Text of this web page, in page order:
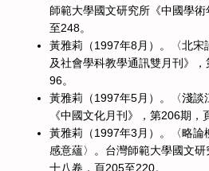
師範大學國文研究所《中國學
至248。
黃雅莉（1997年8月）。〈北宋
及社會學科教學通訊雙月刊》
96。
黃雅莉（1997年5月）。〈淺談
《中國文化月刊》，第206期，
黃雅莉（1997年3月）。〈略論
感意蘊〉。台灣師範大學國文
十八卷，頁205至220。